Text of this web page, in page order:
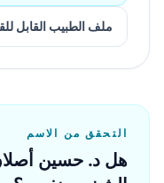
ملف الطبيب القابل
التحقق من الاسم
هل د. حسين